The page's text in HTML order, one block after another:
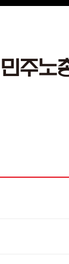
케치북5
케치북5